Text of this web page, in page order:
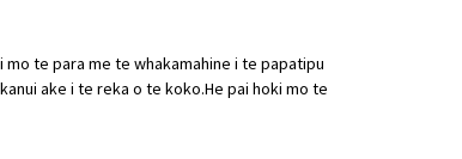
te para me te whakamahine i te papatipu
ake i te reka o te koko.He pai hoki mo te